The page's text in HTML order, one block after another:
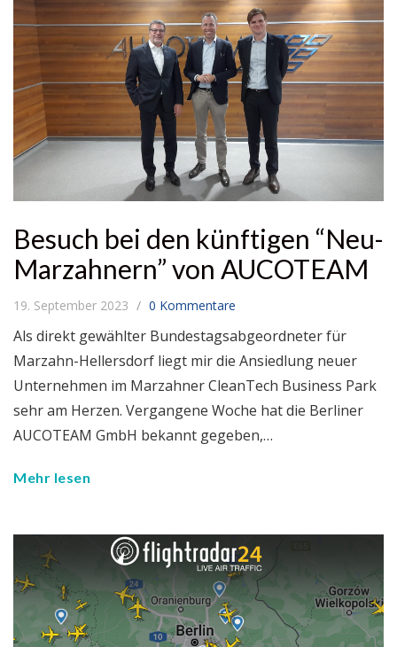
Besuch bei den künftigen “Neu-
Marzahnern” von AUCOTEAM
19. September 2023 0 Kommentare
Als direkt gewählter Bundestagsabgeordneter für
Marzahn-Hellersdorf liegt mir die Ansiedlung neuer
Unternehmen im Marzahner CleanTech Business Park
sehr am Herzen. Vergangene Woche hat die Berliner
AUCOTEAM GmbH bekannt gegeben,…
Mehr lesen